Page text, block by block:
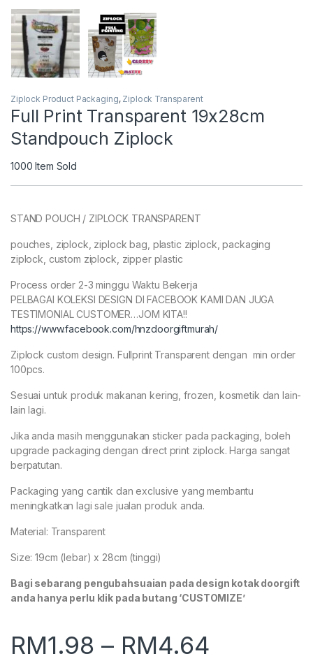
Ziplock Product Packaging, Ziplock Transparent
Full Print Transparent 19x28cm
Standpouch Ziplock
1000 Item Sold
STAND POUCH / ZIPLOCK TRANSPARENT
pouches, ziplock, ziplock bag, plastic ziplock, packaging
ziplock, custom ziplock, zipper plastic
Process order 2-3 minggu Waktu Bekerja
PELBAGAI KOLEKSI DESIGN DI FACEBOOK KAMI DAN JUGA
TESTIMONIAL CUSTOMER…JOM KITA!!
https://www.facebook.com/hnzdoorgiftmurah/
Ziplock custom design. Fullprint Transparent dengan min order
100pcs.
Sesuai untuk produk makanan kering, frozen, kosmetik dan lain-
lain lagi.
Jika anda masih menggunakan sticker pada packaging, boleh
upgrade packaging dengan direct print ziplock. Harga sangat
berpatutan.
Packaging yang cantik dan exclusive yang membantu
meningkatkan lagi sale jualan produk anda.
Material: Transparent
Size: 19cm (lebar) x 28cm (tinggi)
Bagi sebarang pengubahsuaian pada design kotak doorgift
anda hanya perlu klik pada butang ‘CUSTOMIZE’
RM1.98 – RM4.64